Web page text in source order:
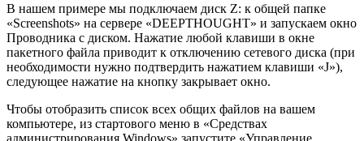
В нашем примере мы подключаем диск Z: к общей папке
«Screenshots» на сервере «DEEPTHOUGHT» и запускаем окно
Проводника с диском. Нажатие любой клавиши в окне
пакетного файла приводит к отключению сетевого диска (при
необходимости нужно подтвердить нажатием клавиши «J»),
следующее нажатие на кнопку закрывает окно.
Чтобы отобразить список всех общих файлов на вашем
компьютере, из стартового меню в «Средствах
администрирования Windows» запустите «Управление